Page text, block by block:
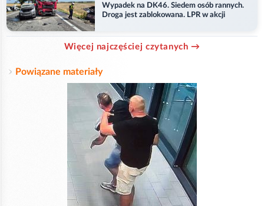
Wypadek na DK46. Siedem osób rannych.
Droga jest zablokowana. LPR w akcji
Więcej najczęściej czytanych →
Powiązane materiały